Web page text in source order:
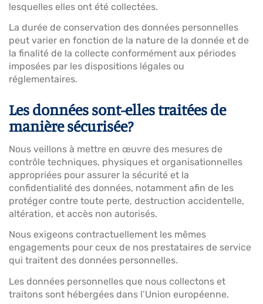
lesquelles elles ont été collectées.
La durée de conservation des données personnelles
peut varier en fonction de la nature de la donnée et de
la finalité de la collecte conformément aux périodes
imposées par les dispositions légales ou
réglementaires.
Les données sont-elles traitées de
manière sécurisée?
Nous veillons à mettre en œuvre des mesures de
contrôle techniques, physiques et organisationnelles
appropriées pour assurer la sécurité et la
confidentialité des données, notamment afin de les
protéger contre toute perte, destruction accidentelle,
altération, et accès non autorisés.
Nous exigeons contractuellement les mêmes
engagements pour ceux de nos prestataires de service
qui traitent des données personnelles.
Les données personnelles que nous collectons et
traitons sont hébergées dans l’Union européenne.